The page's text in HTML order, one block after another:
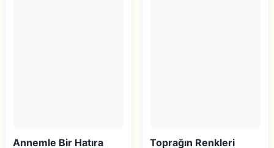
Annemle Bir Hatıra
Toprağın Renkleri